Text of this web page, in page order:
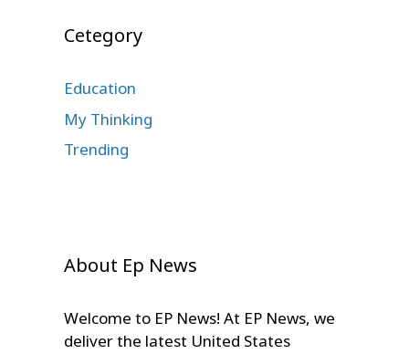
Cetegory
Education
My Thinking
Trending
About Ep News
Welcome to EP News! At EP News, we
deliver the latest United States